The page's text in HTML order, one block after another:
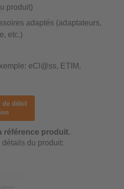
produit)
adaptés (adaptateurs,
etc.)
eCl@ss, ETIM,
de débit
référence produit.
du produit: